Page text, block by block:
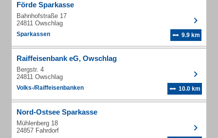
Förde Sparkasse
Bahnhofstraße 17
24811 Owschlag
Sparkassen 9.9 km
Raiffeisenbank eG, Owschlag
Bergstr. 4
24811 Owschlag
Volks-/Raiffeisenbanken 10.0 km
Nord-Ostsee Sparkasse
Mühlenberg 18
24857 Fahrdorf